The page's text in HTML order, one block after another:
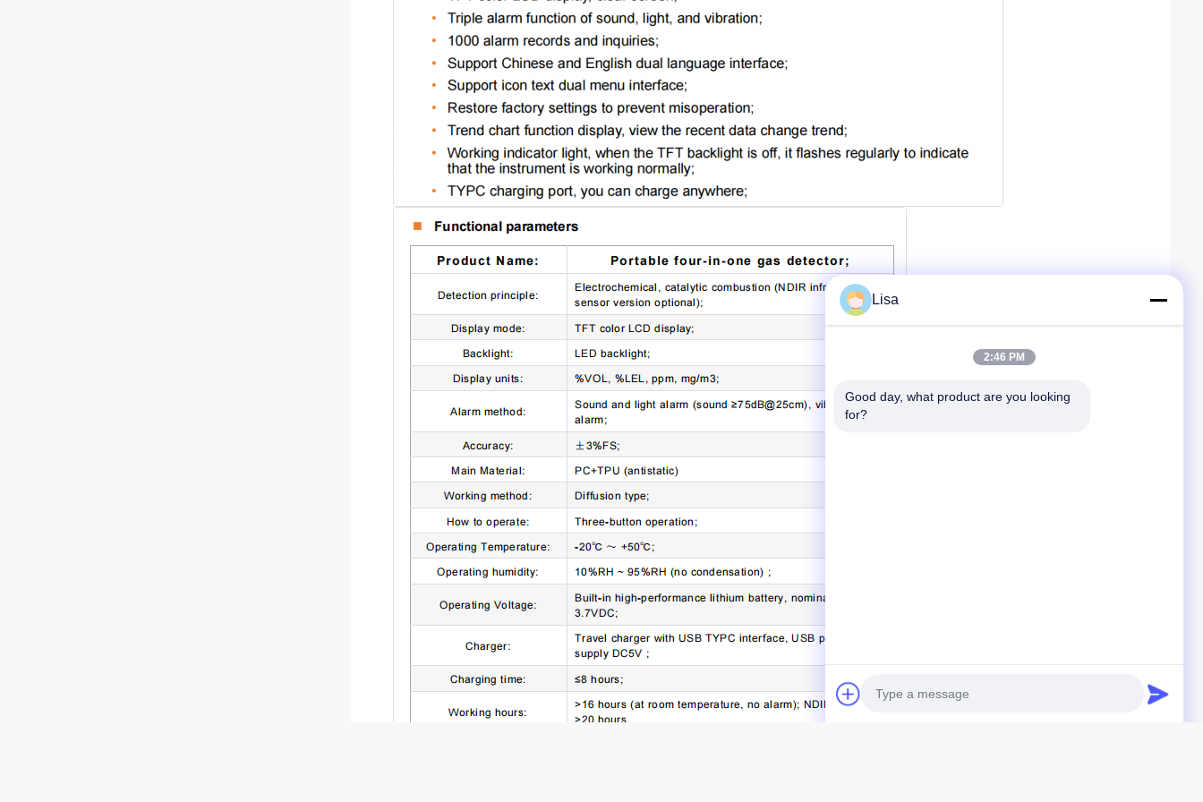
Lisa
2:46 PM
Good day, what product are you looking
for?